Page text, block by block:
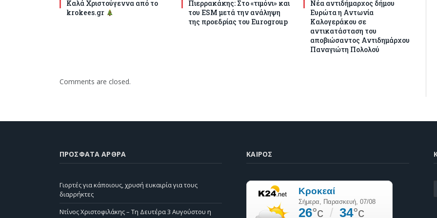
Καλά Χριστούγεννα από το
krokees.gr
Πιερρακάκης: Στο «τιμόνι» και
του ESM μετά την ανάληψη
της προεδρίας του Eurogroup
Νέα αντιδήμαρχος δήμου
Ευρώτα η Αντωνία
Καλογεράκου σε
αντικατάσταση του
αποβιώσαντος Αντιδημάρχου
Παναγιώτη Πολολού
Comments are closed.
ΠΡΌΣΦΑΤΑ ΆΡΘΡΑ
Γιορτές για κάποιους, χρυσή ευκαιρία για τους
διαρρήκτες
Ντίνος Χριστοφιλάκης – Τη Δευτέρα 3 Αυγούστου η
ΚΑΙΡΌΣ